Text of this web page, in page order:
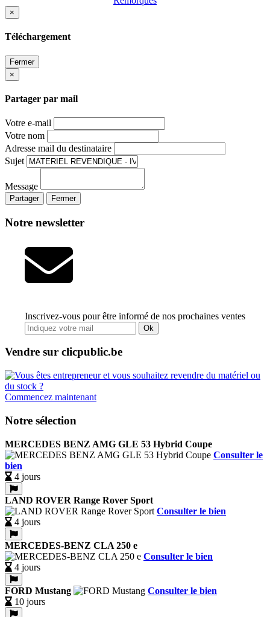
×
Téléchargement
Fermer
×
Partager par mail
Votre e-mail
Votre nom
Adresse mail du destinataire
Sujet
Message
Partager Fermer
Notre newsletter
Inscrivez-vous pour être informé de nos prochaines ventes
Ok
Vendre sur clicpublic.be
Commencez maintenant
Notre sélection
MERCEDES BENZ AMG GLE 53 Hybrid Coupe
Consulter le
bien
4 jours
LAND ROVER Range Rover Sport
Consulter le bien
4 jours
MERCEDES-BENZ CLA 250 e
Consulter le bien
4 jours
FORD Mustang
Consulter le bien
10 jours